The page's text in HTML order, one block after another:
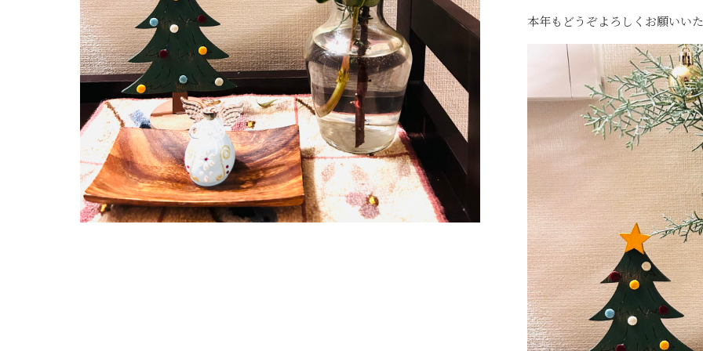
本年もどうぞよろしくお願いい